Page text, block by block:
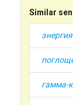
Similar
энергия
гамма-